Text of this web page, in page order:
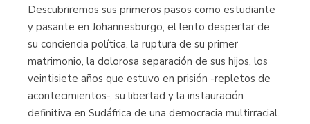
Descubriremos sus primeros pasos como estudiante
y pasante en Johannesburgo, el lento despertar de
su conciencia política, la ruptura de su primer
matrimonio, la dolorosa separación de sus hijos, los
veintisiete años que estuvo en prisión -repletos de
acontecimientos-, su libertad y la instauración
definitiva en Sudáfrica de una democracia multirracial.